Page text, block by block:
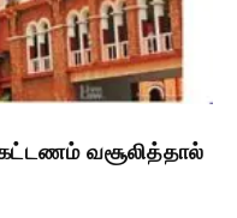
வசூலித்தால்